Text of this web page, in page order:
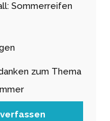
Sommerreifen
zum Thema